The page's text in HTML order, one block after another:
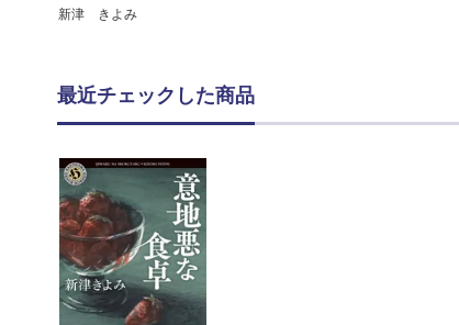
新津 きよみ
最近チェックした商品